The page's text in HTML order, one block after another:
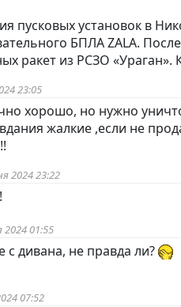
пусковых установок в
БПЛА ZALA.
ракет из РСЗО
23:05
хорошо, но нужно
жалкие ,если не
2024 23:22
01:55
с дивана, не правда ли?
07:52